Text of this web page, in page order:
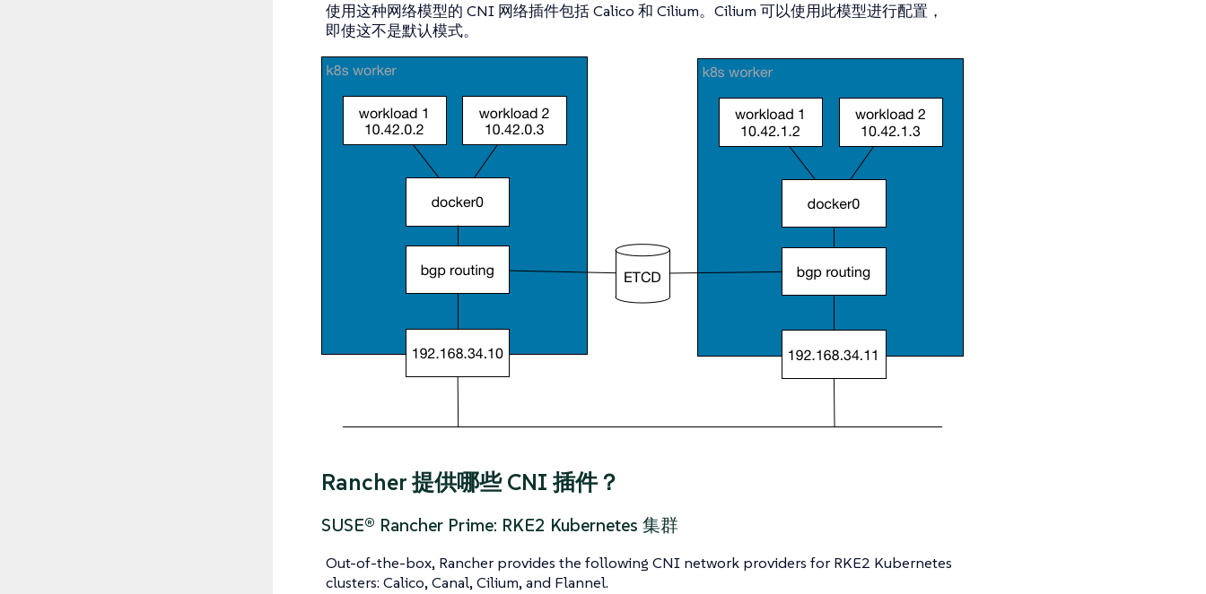
使用这种网络模型的 CNI 网络插件包括 Calico 和 Cilium。Cilium 可以使用此模型进行配置，
即使这不是默认模式。
Rancher 提供哪些 CNI 插件？
SUSE® Rancher Prime: RKE2 Kubernetes 集群
Out-of-the-box, Rancher provides the following CNI network providers for RKE2 Kubernetes
clusters: Calico, Canal, Cilium, and Flannel.